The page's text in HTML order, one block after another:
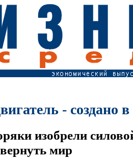
- создано
изобрели
мир